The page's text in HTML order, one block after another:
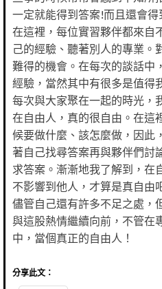
一定就能得到答案!而且還會得
在這裡，每位實習夥伴都來自
己的經驗、聽著別人的專業。
難得的機會。在每次的談話中
經驗，當然其中有很多是值得
每次與大家聚在一起的時光，
在自由人，真的很自由。在這
候要做什麼、該怎麼做，因此
著自己找尋答案再與夥伴們討
求答案。漸漸地我了解到，在
不影響到他人，才算是真自由
儘管自己還有許多不足之處，
與這股熱情繼續向前，不管在
中，當個真正的自由人！
分享此文：